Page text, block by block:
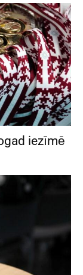
iezīmē